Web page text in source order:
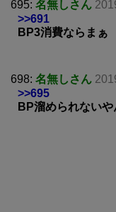
695: 名無しさん
>>691
BP3消費ならまぁ
698: 名無しさん
>>695
BP溜められないや